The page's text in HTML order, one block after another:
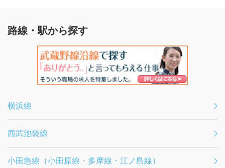
路線・駅から探す
横浜線
西武池袋線
小田急線（小田原線・多摩線・江ノ島線）